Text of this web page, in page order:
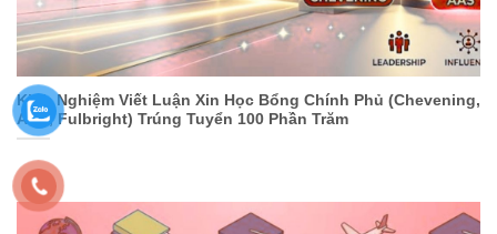
Kinh Nghiệm Viết Luận Xin Học Bổng Chính Phủ (Chevening,
AAS, Fulbright) Trúng Tuyển 100 Phần Trăm